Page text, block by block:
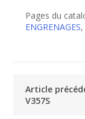
Pages du
ENGRENAGES,
Article
V357S